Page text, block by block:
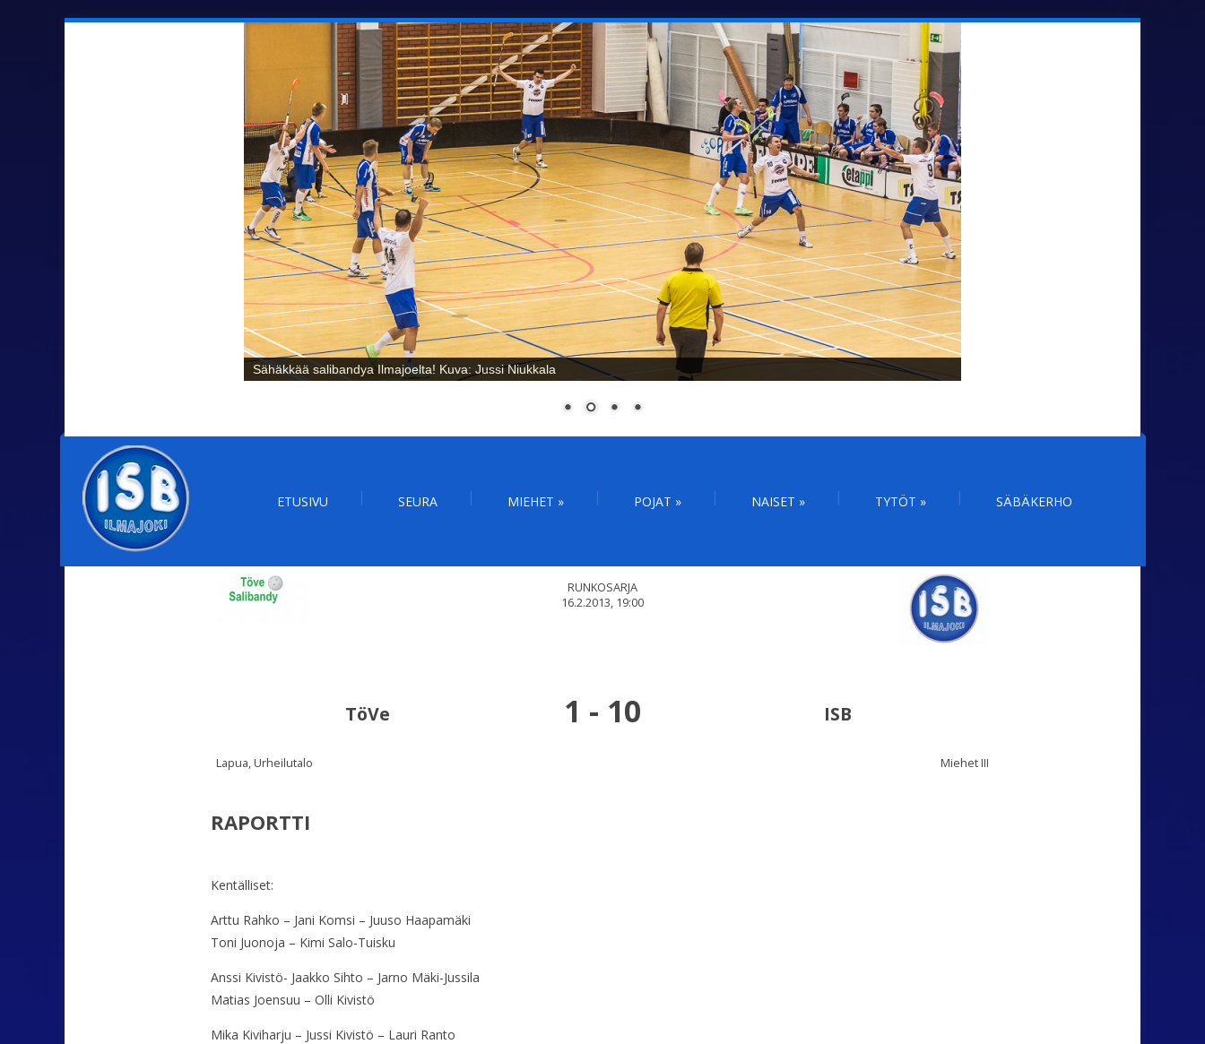
Sähäkkää salibandya Ilmajoelta! Kuva: Jussi Niukkala
ETUSIVU SEURA MIEHET » POJAT » NAISET » TYTÖT » SÄBÄKERHO
RUNKOSARJA
16.2.2013, 19:00
TöVe 1 - 10 ISB
Lapua, Urheilutalo Miehet III
RAPORTTI
Kentälliset:
Arttu Rahko – Jani Komsi – Juuso Haapamäki
Toni Juonoja – Kimi Salo-Tuisku
Anssi Kivistö- Jaakko Sihto – Jarno Mäki-Jussila
Matias Joensuu – Olli Kivistö
Mika Kiviharju – Jussi Kivistö – Lauri Ranto